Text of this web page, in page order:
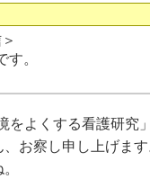
。
よくする看護研究
お察し申し上げま